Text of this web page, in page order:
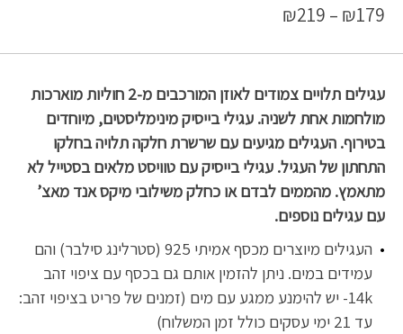
₪179
–
₪219
עגילים תלויים צמודים לאוזן המורכבים מ-2 חוליות מוארכות
מולחמות אחת לשניה. עגילי בייסיק מינימליסטים, מיוחדים
בטירוף. העגילים מגיעים עם שרשרת חלקה תלויה בחלקו
התחתון של העגיל. עגילי בייסיק עם טוויסט מלאים בסטייל לא
מתאמץ. מהממים לבדם או כחלק משילובי מיקס אנד מאצ’
עם עגילים נוספים.
העגילים מיוצרים מכסף אמיתי 925 (סטרלינג סילבר) והם
עמידים במים. ניתן להזמין אותם גם בכסף עם ציפוי זהב
14k- יש להימנע ממגע עם מים (זמנים של פריט בציפוי זהב:
עד 21 ימי עסקים כולל זמן המשלוח)